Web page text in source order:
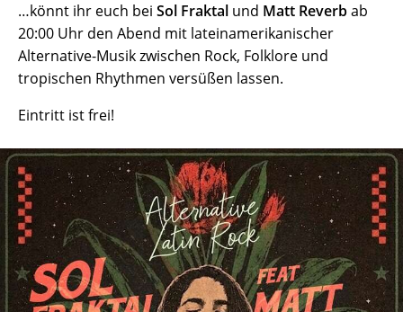
…könnt ihr euch bei Sol Fraktal und Matt Reverbab
20:00 Uhr den Abend mit lateinamerikanischer
Alternative-Musik zwischen Rock, Folklore und
tropischen Rhythmen versüßen lassen.
Eintritt ist frei!